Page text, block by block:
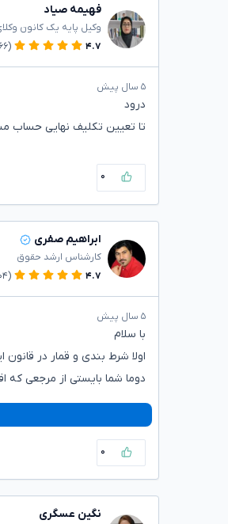
فهیمه صیاد
وکیل پایه یک کانون
۴.۷
(۳۶۶)
۵ سال پیش
درود
تا تعیین تکلیف نهایی حساب
۰
ابراهیم صفری
کارشناس ارشد حقوق
۴.۷
(۱۰۴)
۵ سال پیش
با سلام
اولا شرط بندی و قمار در قانون
دوما شما بایستی از مرجعی
۰
نگین عسگری